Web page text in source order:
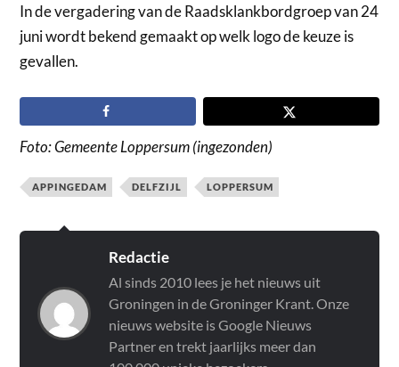
In de vergadering van de Raadsklankbordgroep van 24
juni wordt bekend gemaakt op welk logo de keuze is
gevallen.
Foto: Gemeente Loppersum (ingezonden)
APPINGEDAM DELFZIJL LOPPERSUM
Redactie
Al sinds 2010 lees je het nieuws uit
Groningen in de Groninger Krant. Onze
nieuws website is Google Nieuws
Partner en trekt jaarlijks meer dan